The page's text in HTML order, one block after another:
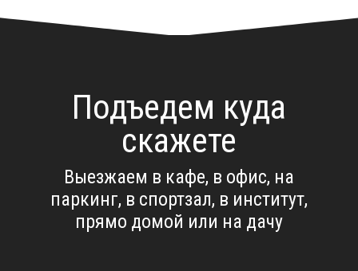
Подъедем куда
скажете
Выезжаем в кафе, в офис, на
паркинг, в спортзал, в институт,
прямо домой или на дачу